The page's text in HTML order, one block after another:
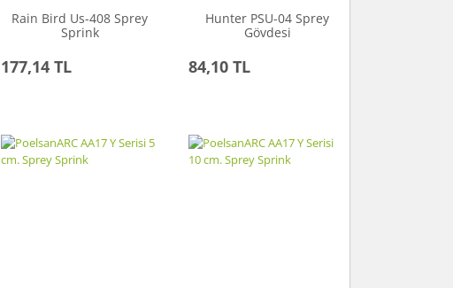
Rain Bird Us-408 Sprey
Sprink
177,14 TL
Hunter PSU-04 Sprey
Gövdesi
84,10 TL